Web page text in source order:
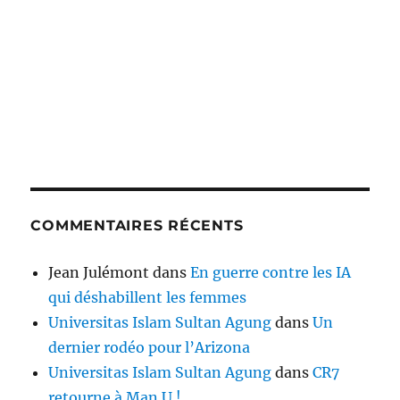
COMMENTAIRES RÉCENTS
Jean Julémont dansEn guerre contre les IA
qui déshabillent les femmes
Universitas Islam Sultan Agung dansUn
dernier rodéo pour l’Arizona
Universitas Islam Sultan Agung dansCR7